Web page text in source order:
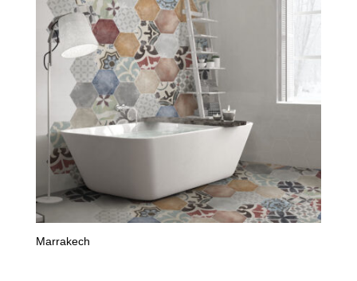
Marrakech